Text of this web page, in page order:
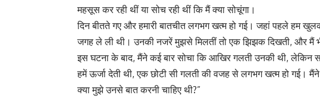
महसूस कर रही थीं या सोच रही थीं कि मैं क्या सोचूंगा।
दिन बीतते गए और हमारी बातचीत लगभग खत्म हो गई। जहां पहले हम
जगह ले ली थी। उनकी नजरें मुझसे मिलतीं तो एक झिझक दिखती, और
इस घटना के बाद, मैंने कई बार सोचा कि आखिर गलती उनकी थी, लेकिन
हमें ऊर्जा देती थी, एक छोटी सी गलती की वजह से लगभग खत्म हो गई।
क्या मुझे उनसे बात करनी चाहिए थी?”